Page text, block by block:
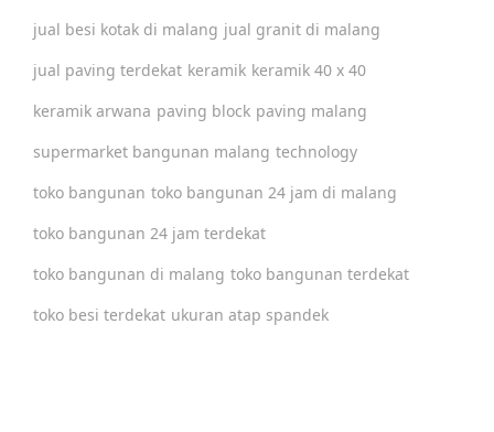
jual besi kotak di malang jual granit di malang
jual paving terdekat keramik keramik 40 x 40
keramik arwana paving block paving malang
supermarket bangunan malang technology
toko bangunan toko bangunan 24 jam di malang
toko bangunan 24 jam terdekat
toko bangunan di malang toko bangunan terdekat
toko besi terdekat ukuran atap spandek